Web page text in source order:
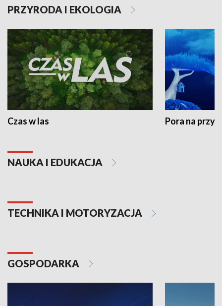
PRZYRODA I EKOLOGIA
Czas w las Pora na
NAUKA I EDUKACJA
TECHNIKA I MOTORYZACJA
GOSPODARKA